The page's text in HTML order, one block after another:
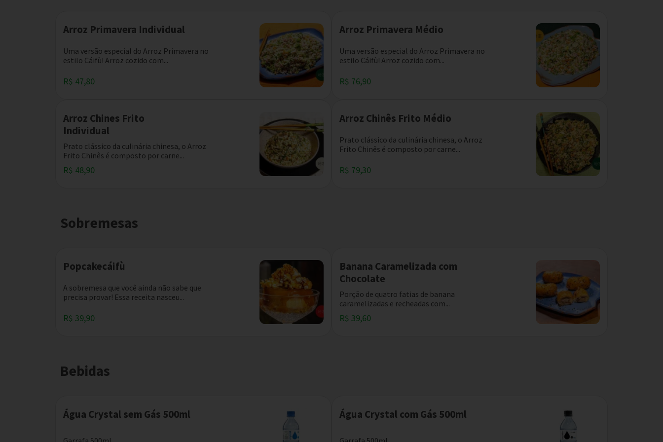
Arroz Primavera Individual
Uma versão especial do Arroz Primavera no
estilo Cáifù! Arroz cozido com...
R$ 47,80
Arroz Primavera Médio
Uma versão especial do Arroz Primavera no
estilo Cáifù! Arroz cozido com...
R$ 76,90
Arroz Chines Frito
Individual
Prato clássico da culinária chinesa, o Arroz
Frito Chinês é composto por carne...
R$ 48,90
Arroz Chinês Frito Médio
Prato clássico da culinária chinesa, o Arroz
Frito Chinês é composto por carne...
R$ 79,30
Sobremesas
Popcakecáifù
A sobremesa que você ainda não sabe que
precisa provar! Essa receita nasceu...
R$ 39,90
Banana Caramelizada com
Chocolate
Porção de quatro fatias de banana
caramelizadas e recheadas com...
R$ 39,60
Bebidas
Água Crystal sem Gás 500ml Água Crystal com Gás 500ml